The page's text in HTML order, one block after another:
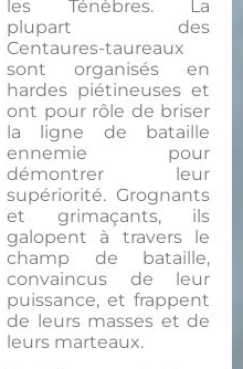
les Ténèbres. La
plupart des
Centaures-taureaux
sont organisés en
hardes piétineuses et
ont pour rôle de briser
la ligne de bataille
ennemie pour
démontrer leur
supériorité. Grognants
et grimaçants, ils
galopent à travers le
champ de bataille,
convaincus de leur
puissance, et frappent
de leurs masses et de
leurs marteaux.